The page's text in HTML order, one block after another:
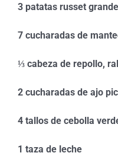
3 patatas russet
7 cucharadas de
⅓ cabeza de repollo,
2 cucharadas de ajo
4 tallos de cebolla
1 taza de leche